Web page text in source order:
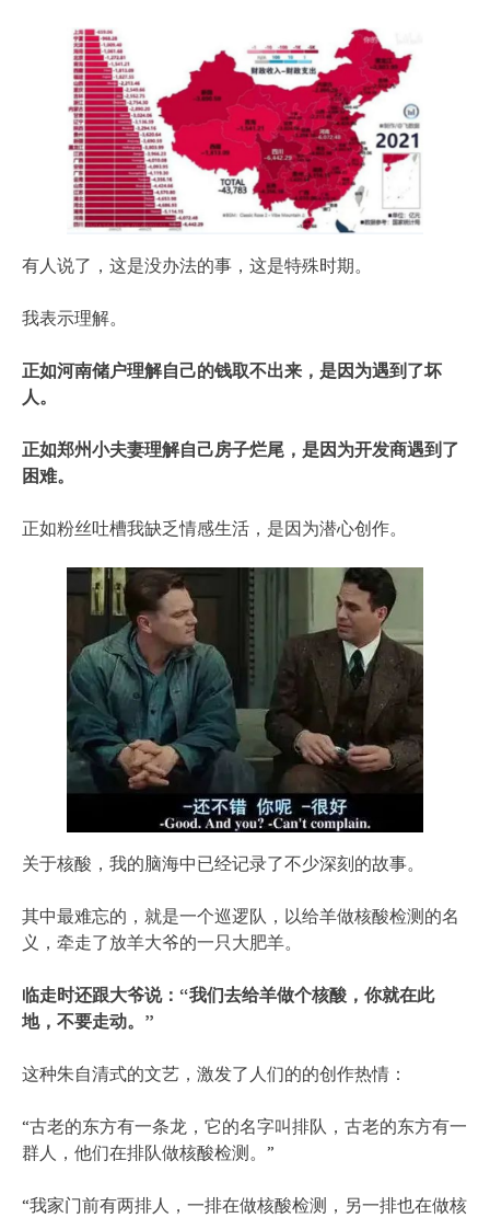
有人说了，这是没办法的事，这是特殊时期。
我表示理解。
正如河南储户理解自己的钱取不出来，是因为遇到了坏
人。
正如郑州小夫妻理解自己房子烂尾，是因为开发商遇到了
困难。
正如粉丝吐槽我缺乏情感生活，是因为潜心创作。
关于核酸，我的脑海中已经记录了不少深刻的故事。
其中最难忘的，就是一个巡逻队，以给羊做核酸检测的名
义，牵走了放羊大爷的一只大肥羊。
临走时还跟大爷说：“我们去给羊做个核酸，你就在此
地，不要走动。”
这种朱自清式的文艺，激发了人们的的创作热情：
“古老的东方有一条龙，它的名字叫排队，古老的东方有一
群人，他们在排队做核酸检测。”
“我家门前有两排人，一排在做核酸检测，另一排也在做核